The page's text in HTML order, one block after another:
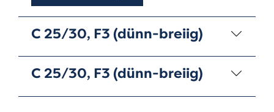
C 25/30, F3 (dünn-breiig)
C 25/30, F3 (dünn-breiig)